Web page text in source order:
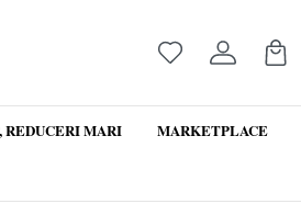
REDUCERI MARI MARKETPLACE